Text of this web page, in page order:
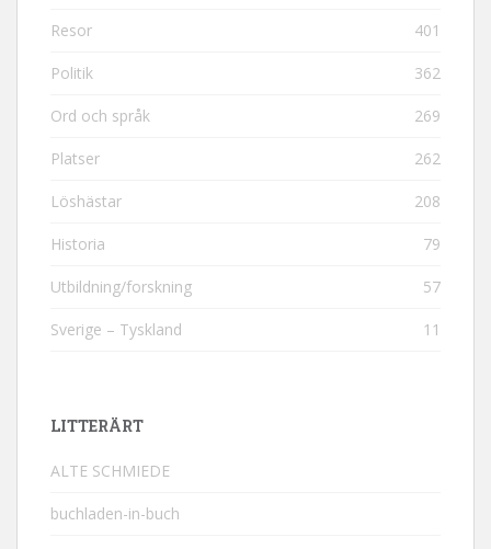
Resor 401
Politik 362
Ord och språk 269
Platser 262
Löshästar 208
Historia 79
Utbildning/forskning 57
Sverige – Tyskland 11
LITTERÄRT
ALTE SCHMIEDE
buchladen-in-buch